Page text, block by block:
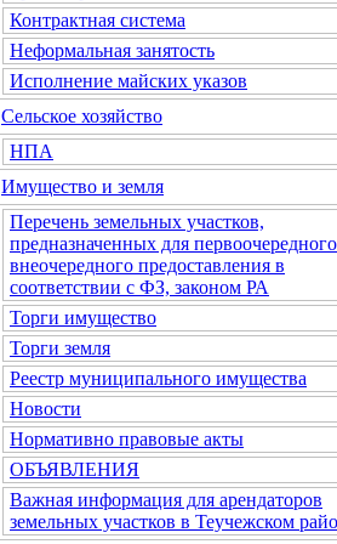
Контрактная система
Неформальная занятость
Исполнение майских указов
Сельское хозяйство
НПА
Имущество и земля
Перечень земельных участков,
предназначенных для
внеочередного предоставления в
соответствии с ФЗ, законом РА
Торги имущество
Торги земля
Реестр муниципального имущества
Новости
Нормативно правовые акты
ОБЪЯВЛЕНИЯ
Важная информация для арендаторов
земельных участков в Теучежском